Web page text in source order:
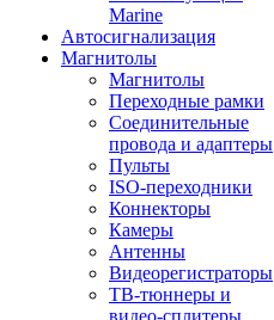
Marine
Автосигнализация
Магнитолы
Магнитолы
Переходные рамки
Соединительные
провода и адаптеры
Пульты
ISO-переходники
Коннекторы
Камеры
Антенны
Видеорегистраторы
ТВ-тюннеры и
видео-сплитеры